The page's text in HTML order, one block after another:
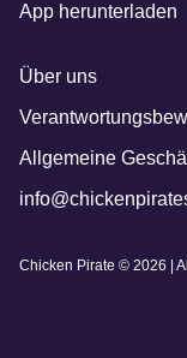
App herunterladen
Über uns
Allgemeine
Chicken Pirate © 2026 |